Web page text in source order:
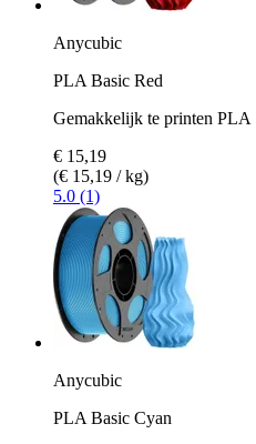
Anycubic
PLA Basic Red
Gemakkelijk te printen PLA
€ 15,19
(€ 15,19 / kg)
5.0 (1)
Anycubic
PLA Basic Cyan